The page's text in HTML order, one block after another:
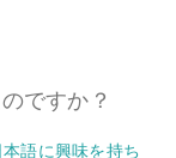
ですか？
語に興味を持ち